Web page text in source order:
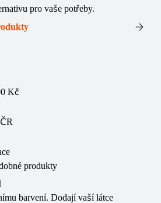
pro vaše potřeby.
Kč
produkty
barvení. Dodají vaší látce